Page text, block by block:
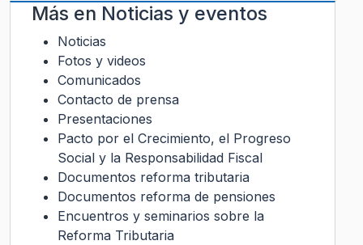
Más en Noticias y eventos
Noticias
Fotos y videos
Comunicados
Contacto de prensa
Presentaciones
Pacto por el Crecimiento, el Progreso
Social y la Responsabilidad Fiscal
Documentos reforma tributaria
Documentos reforma de pensiones
Encuentros y seminarios sobre la
Reforma Tributaria